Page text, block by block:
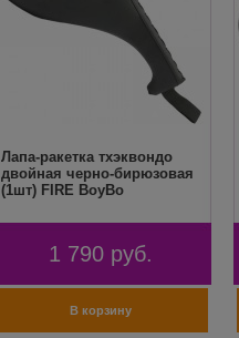
Лапа-ракетка тхэквондо
двойная черно-бирюзовая
(1шт) FIRE BoyBo
1 790 руб.